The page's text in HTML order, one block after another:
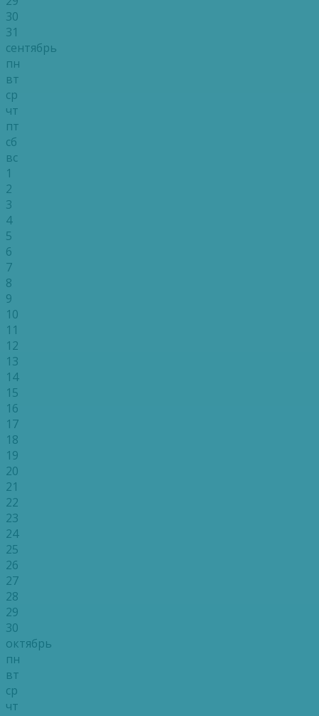
30
31
сентябрь
пн
вт
ср
чт
пт
сб
вс
1
2
3
4
5
6
7
8
9
10
11
12
13
14
15
16
17
18
19
20
21
22
23
24
25
26
27
28
29
30
октябрь
пн
вт
ср
чт